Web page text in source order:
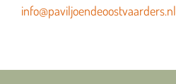
info@paviljoendeoostvaarders.nl